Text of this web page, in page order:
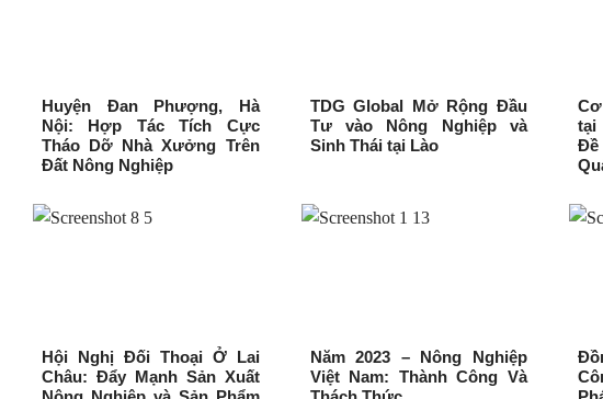
Huyện Đan Phượng, Hà
Nội: Hợp Tác Tích Cực
Tháo Dỡ Nhà Xưởng Trên
Đất Nông Nghiệp
TDG Global Mở Rộng Đầu
Tư vào Nông Nghiệp và
Sinh Thái tại Lào
tại
Đề
Hội Nghị Đối Thoại Ở Lai
Châu: Đẩy Mạnh Sản Xuất
Năm 2023 – Nông Nghiệp
Việt Nam: Thành Công Và